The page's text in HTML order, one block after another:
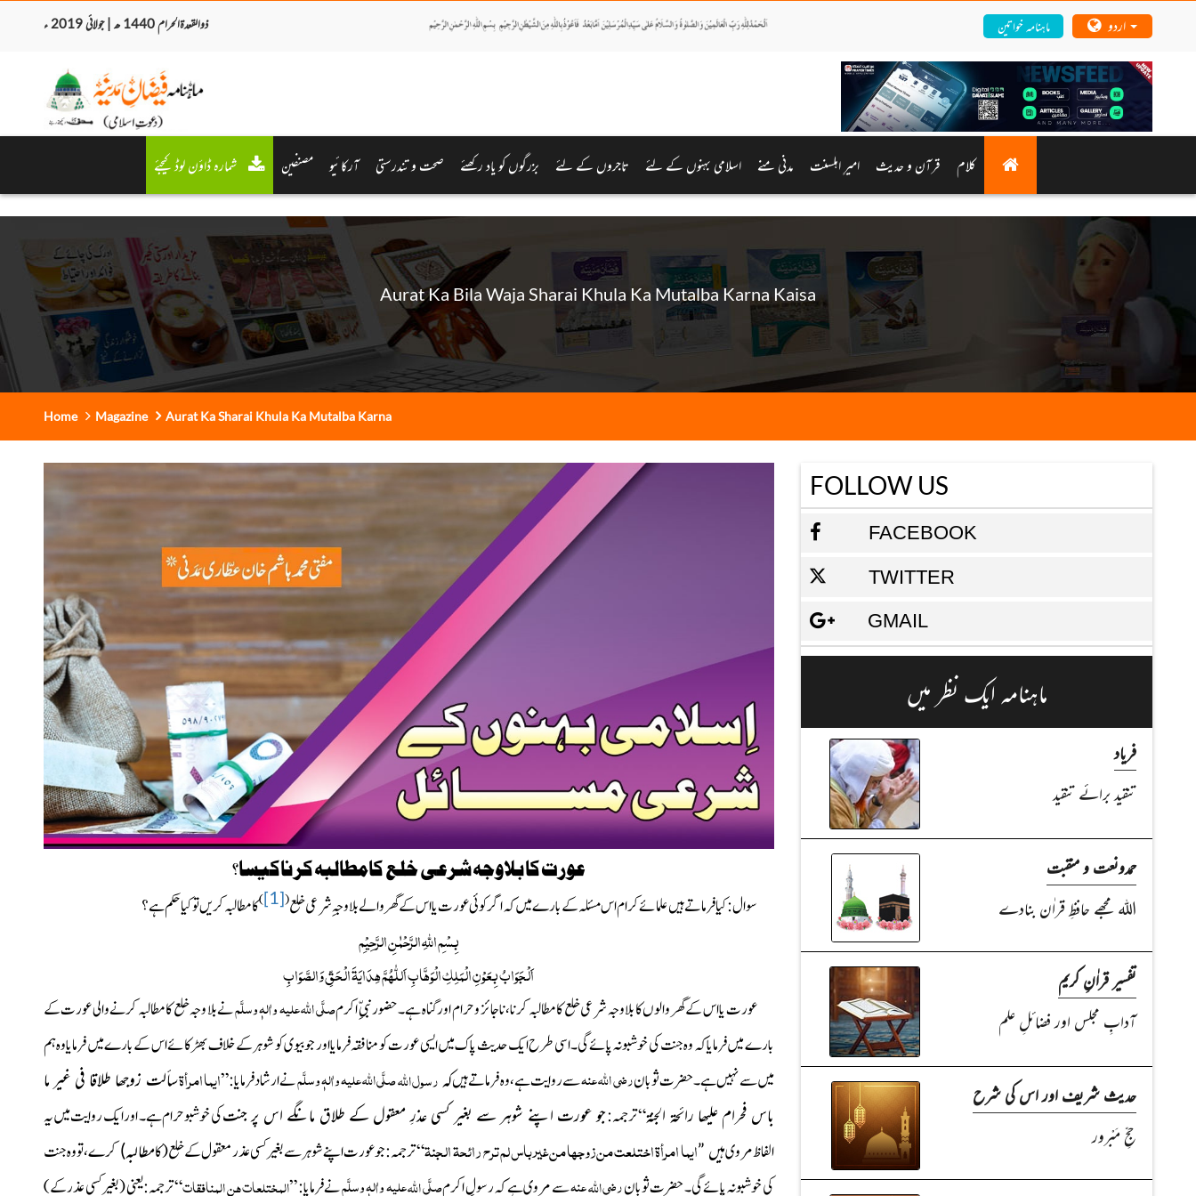
ذوالقعدۃالحرام 1440 ھ | جولائی 2019 ء ماہنامہ خواتین
کلام قرآن و حدیث امیرِ اہلسنت مدنی منے اسلامی بہنوں کے لئے تاجروں کے لئے بزرگوں کو یاد رکھئے صحت و تندرستی آرکائیو مصنفین شمارہ ڈاؤن لوڈ کیجئے
Aurat Ka Bila Waja Sharai Khula Ka Mutalba Karna Kaisa
Home Magazine Aurat Ka Sharai Khula Ka Mutalba Karna
عورت کا بلاوجہ شرعی خلع کامطالبہ کرناکیسا؟
سوال:کیا فرماتے ہیں علمائے کرام اس مسئلہ کے بارے میںکہ اگر کوئی عورت یا اس کے گھر والے بلا وجہِ شرعی خلع(
[1]
)کا مطالبہ کریں تو کیا حکم ہے؟
بِسْمِ اللّٰہِ الرَّحْمٰنِ الرَّحِیْمِ
اَلْجَوَابُ بِعَوْنِ الْمَلِکِ الْوَھَّابِ اَللّٰھُمَّ ھِدَایَۃَ الْحَقِّ وَالصَّوَابِ
عورت یا اس کے گھر والوں کا بلا وجہ شرعی خلع کا مطالبہ کرنا، ناجائز و حرام اور گناہ ہے۔حضور نبیِّ اکرمصلَّی اللہ علیہ واٰلہٖ وسلَّمنے بلا وجہ خلع کا مطالبہ کرنے والی عورت کے
بارے میں فرمایا کہ وہ جنت کی خوشبو نہ پائے گی۔ اسی طرح ایک حدیث پاک میں ایسی عورت کو منافقہ فرمایا اور جو بیوی کو شوہر کے خلاف بھڑکائے اس کے بارے میں فرمایا وہ ہم
میں سے نہیں ہے۔ حضرت ثوبانرضی اللہ عنہسے روایت ہے، وہ فرماتے ہیںکہ رسولاللہصلَّی اللہ علیہ واٰلہٖ وسلَّمنے ارشاد فرمایا:”ایما امرأۃسألت زوجھا طلاقا فی غیر ما
باس فحرام علیھا رائحۃ الجنۃ“ترجمہ:جو عورت اپنے شوہر سے بغیر کسی عذرِ معقول کے طلاق مانگے اس پر جنتکی خوشبو حرام ہے۔اور ایک روایت میں یہ
الفاظ مرویہیں ”ایما امرأۃ اختلعت من زوجھا من غیر باس لم ترح رائحۃ الجنۃ“ترجمہ: جو عورت اپنے شوہر سے بغیر کسی عذر معقول کے خلع(کامطالبہ)کرے، تو وہ جنت
کی خوشبو نہ پائے گی۔حضرت ثوبانرضیاللہعنہسے مروی ہے کہ رسولِ اکرمصلَّیاللہعلیہ واٰلہٖ وسلَّمنے فرمایا: ”المختلعات هن المنافقات“ترجمہ:یعنی(بغیر کسی عذر کے)
FOLLOW US
FACEBOOK
TWITTER
GMAIL
ماہنامہ ایک نظر میں
فریاد
تنقید برائے تنقید
حمدونعت و منقبت
اللہ مجھے حافظِ قراٰن بنادے
تفسیر قراٰنِ کریم
آدابِ مجلس اور فضائلِ علم
حدیث شریف اور اس کی شرح
حجِّ مَبْرور